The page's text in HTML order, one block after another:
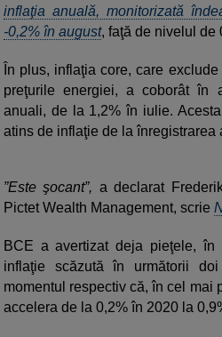
inflaţia anuală, monitorizată
-0,2% în august, faţă de nivelul de
În plus, inflaţia core, care
preţurile energiei, a coborât în
anuali, de la 1,2% în iulie.
atins de inflaţie de la înregistrarea
”Este şocant”, a declarat
Pictet Wealth Management, scrie
BCE a avertizat deja pieţele,
inflaţie scăzută în următorii
momentul respectiv că, în cel mai
accelera de la 0,2% în 2020 la